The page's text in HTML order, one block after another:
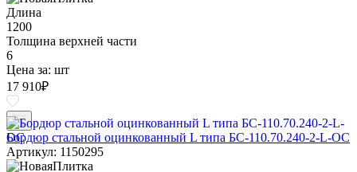
Длина
1200
Толщина верхней части
6
Цена за: шт
17 910₽
Бордюр стальной оцинкованный L типа БС-110.70.240-2-L-ОС
Артикул: 1150295